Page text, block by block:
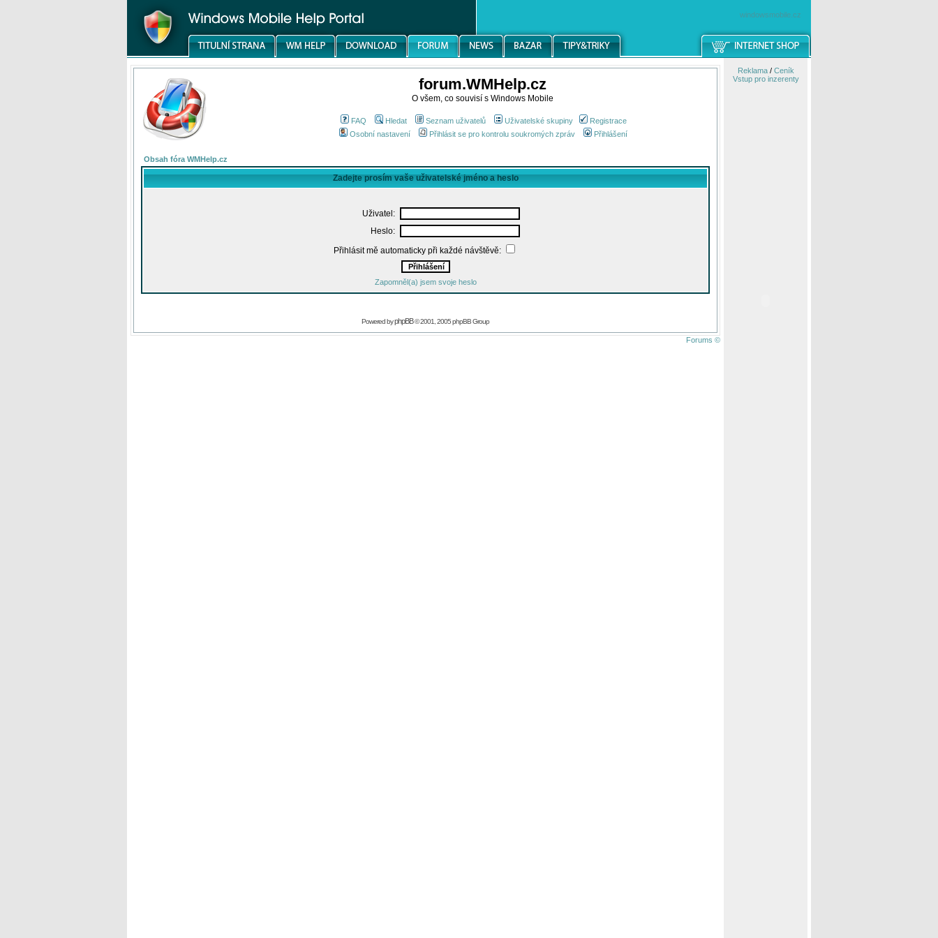
windowsmobile.cz
forum.WMHelp.cz
O všem, co souvisí s Windows Mobile
FAQ Hledat Seznam uživatelů Uživatelské skupiny
Registrace
Osobní nastavení
Přihlásit se pro kontrolu soukromých zpráv Přihlášení
Obsah fóra WMHelp.cz
Zadejte prosím vaše uživatelské jméno a heslo
Uživatel:
Heslo:
Přihlásit mě automaticky při každé návštěvě:
Zapomněl(a) jsem svoje heslo
Powered byphpBB© 2001, 2005 phpBB Group
Forums ©
Reklama/ Ceník
Vstup pro inzerenty